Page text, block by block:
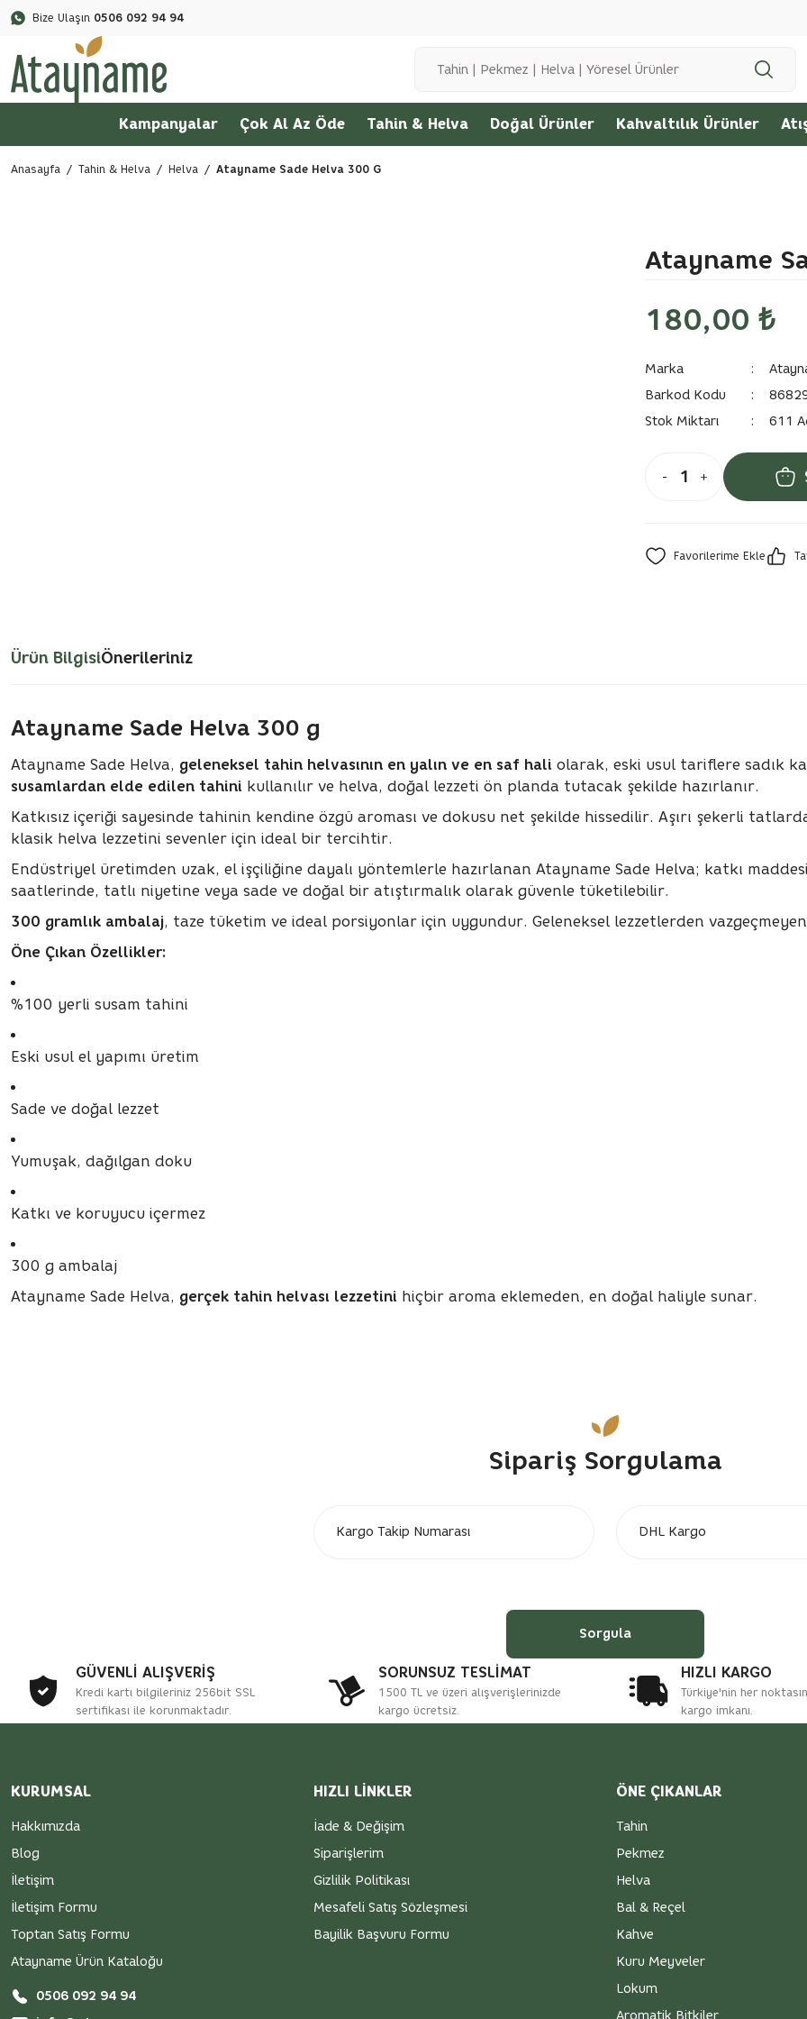
Bize Ulaşın 0506 092 94 94
1500 ₺ ve üzeri Siparişlerinizde Ücretsiz Kargo
Kampanyalar Çok Al Az Öde Tahin & Helva Doğal Ürünler Kahvaltılık Ürünler
Anasayfa Tahin & Helva Helva Atayname Sade Helva 300 G
Atayname
180,00 ₺
Marka
Barkod Kodu
Stok Miktarı
611
Ürün BilgisiÖnerileriniz
Atayname Sade Helva 300 g
Atayname Sade Helva, geleneksel tahin helvasının en yalın ve en saf hali olarak, eski usul tariflere sadık
susamlardan elde edilen tahini kullanılır ve helva, doğal lezzeti ön planda tutacak şekilde hazırlanır.
Katkısız içeriği sayesinde tahinin kendine özgü aroması ve dokusu net şekilde hissedilir. Aşırı şekerli
klasik helva lezzetini sevenler için ideal bir tercihtir.
Endüstriyel üretimden uzak, el işçiliğine dayalı yöntemlerle hazırlanan Atayname Sade Helva; katkı
saatlerinde, tatlı niyetine veya sade ve doğal bir atıştırmalık olarak güvenle tüketilebilir.
300 gramlık ambalaj, taze tüketim ve ideal porsiyonlar için uygundur. Geleneksel lezzetlerden
Öne Çıkan Özellikler:
%100 yerli susam tahini
Eski usul el yapımı üretim
Sade ve doğal lezzet
Yumuşak, dağılgan doku
Katkı ve koruyucu içermez
300 g ambalaj
Atayname Sade Helva, gerçek tahin helvası lezzetini hiçbir aroma eklemeden, en doğal haliyle sunar.
Sipariş Sorgulama
Sorgula
GÜVENLİ ALIŞVERİŞ
Kredi kartı bilgileriniz 256bit SSL
sertifikası ile korunmaktadır.
SORUNSUZ TESLİMAT
1500 TL ve üzeri alışverişlerinizde
kargo ücretsiz.
HIZLI KARGO
Türkiye'nin her
kargo imkanı.
KURUMSAL
Hakkımızda
Blog
İletişim
İletişim Formu
Toptan Satış Formu
Atayname Ürün Kataloğu
0506 092 94 94
HIZLI LİNKLER
İade & Değişim
Siparişlerim
Gizlilik Politikası
Mesafeli Satış Sözleşmesi
Bayilik Başvuru Formu
ÖNE ÇIKANLAR
Tahin
Pekmez
Helva
Bal & Reçel
Kahve
Kuru Meyveler
Lokum
Aromatik Bitkiler